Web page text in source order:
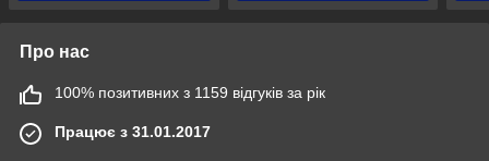
Про нас
100% позитивних з 1159 відгуків за рік
Працює з 31.01.2017